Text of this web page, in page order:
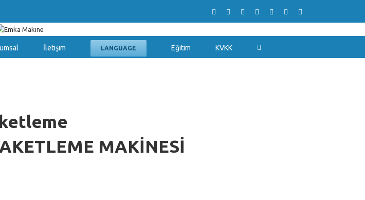
İletişim LANGUAGE Eğitim KVKK
MAKİNESİ